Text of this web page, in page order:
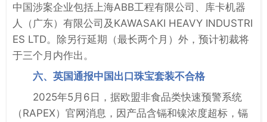
中国涉案企业包括上海ABB工程有限公司、库卡机器
人（广东）有限公司及KAWASAKI HEAVY INDUSTRI
ES LTD。除另行延期（最长两个月）外，预计初裁将
于三个月内作出。
六、英国通报中国出口珠宝套装不合格
2025年5月6日，据欧盟非食品类快速预警系统
（RAPEX）官网消息，因产品含镉和镍浓度超标，镉